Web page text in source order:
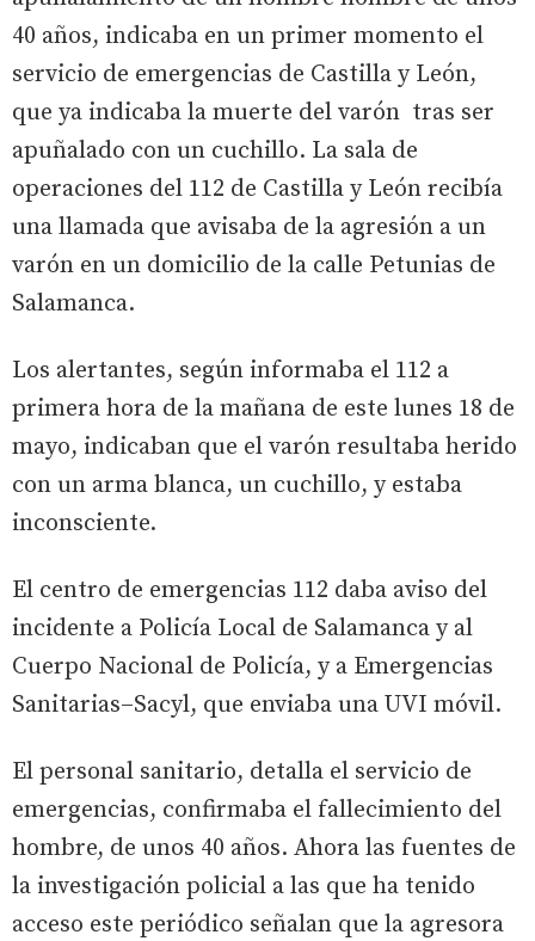
40 años, indicaba en un primer momento el
servicio de emergencias de Castilla y León,
que ya indicaba la muerte del varón tras ser
apuñalado con un cuchillo. La sala de
operaciones del 112 de Castilla y León recibía
una llamada que avisaba de la agresión a un
varón en un domicilio de la calle Petunias de
Salamanca.
Los alertantes, según informaba el 112 a
primera hora de la mañana de este lunes 18 de
mayo, indicaban que el varón resultaba herido
con un arma blanca, un cuchillo, y estaba
inconsciente.
El centro de emergencias 112 daba aviso del
incidente a Policía Local de Salamanca y al
Cuerpo Nacional de Policía, y a Emergencias
Sanitarias–Sacyl, que enviaba una UVI móvil.
El personal sanitario, detalla el servicio de
emergencias, confirmaba el fallecimiento del
hombre, de unos 40 años. Ahora las fuentes de
la investigación policial a las que ha tenido
acceso este periódico señalan que la agresora